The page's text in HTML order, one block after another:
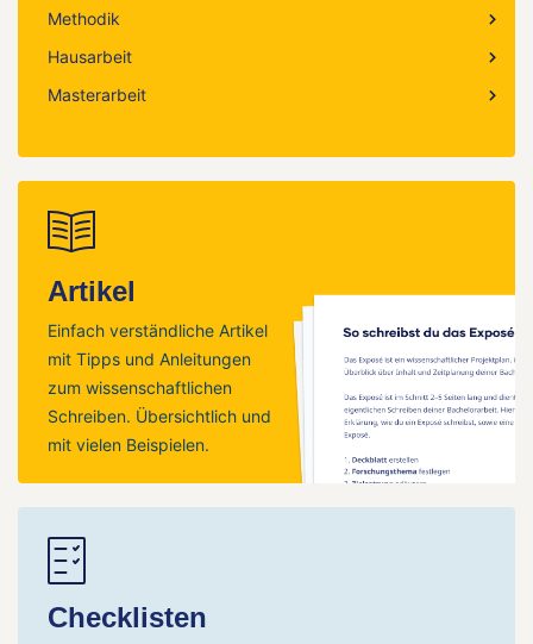
Methodik
Hausarbeit
Masterarbeit
Artikel
Einfach verständliche Artikel
mit Tipps und Anleitungen
zum wissenschaftlichen
Schreiben. Übersichtlich und
mit vielen Beispielen.
Checklisten